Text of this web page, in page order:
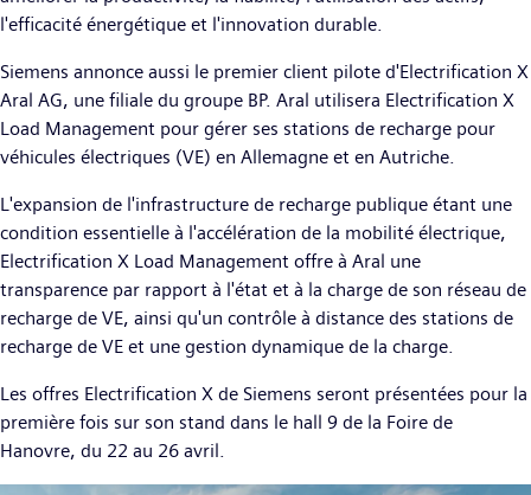
l'efficacité énergétique et l'innovation durable.
Siemens annonce aussi le premier client pilote d'Electrification X
Aral AG, une filiale du groupe BP. Aral utilisera Electrification X
Load Management pour gérer ses stations de recharge pour
véhicules électriques (VE) en Allemagne et en Autriche.
L'expansion de l'infrastructure de recharge publique étant une
condition essentielle à l'accélération de la mobilité électrique,
Electrification X Load Management offre à Aral une
transparence par rapport à l'état et à la charge de son réseau de
recharge de VE, ainsi qu'un contrôle à distance des stations de
recharge de VE et une gestion dynamique de la charge.
Les offres Electrification X de Siemens seront présentées pour la
première fois sur son stand dans le hall 9 de la Foire de
Hanovre, du 22 au 26 avril.